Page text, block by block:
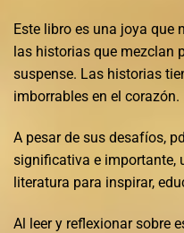
Este libro es una joya que
las historias que mezclan
suspense. Las historias
imborrables en el corazón.
A pesar de sus desafíos,
significativa e importante,
literatura para inspirar,
Al leer y reflexionar sobre